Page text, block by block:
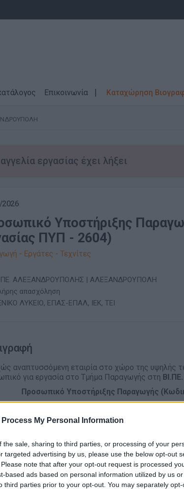
Process My Personal Information
the sale, sharing to third parties, or processing of your
targeted advertising by us, please use the below opt-out
note that after your opt-out request is processed
based ads based on personal information utilized by us
third parties prior to your opt-out. You may separately
Επικοινωνία Καταχώρηση
εργασίας έχει λήξει
Υποστήριξης
ΠΥΠ - 2604)
- Εργάτες - Τεχνίτες
ΑΛΕΞΑΝΔΡΟΥΠΟΛΗΣ | ΑΛΕΞΑΝΔΡΟΥΠΟΛΗ
απασχόληση
ΛΥΚΕΙΟ, ΕΠΑΣ-ΕΠΑΛ, ΙΕΚ, ΤΕΙ
αναπτυσσόμενη εταιρία στο χώρο της υψηλής
για εργασία στο Τμήμα Παραγωγής στη
Προσωπικό Υποστήριξης Παραγωγής
της παραγωγικής διαδικασίας
των διαδικασιών της παραγωγικής
συνεργασία με τον Υπεύθυνο Παραγωγής με
ολοκλήρωση της εκάστοτε παραγωγής